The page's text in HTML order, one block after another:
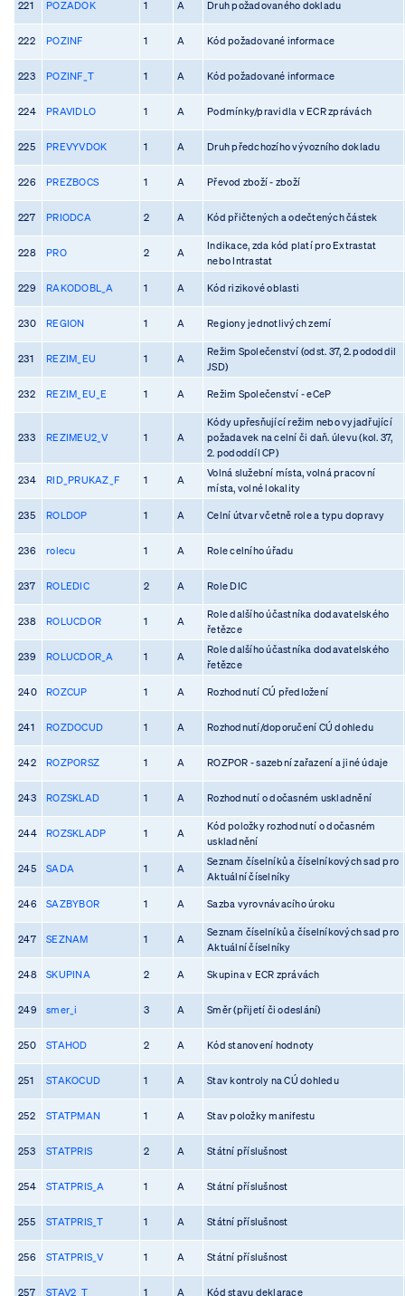
221 POZADOK 1 A Druh požadovaného dokladu
222 POZINF 1 A Kód požadované informace
223 POZINF_T 1 A Kód požadované informace
224 PRAVIDLO 1 A Podmínky/pravidla v ECR zprávách
225 PREVYVDOK 1 A Druh předchozího vývozního dokladu
226 PREZBOCS 1 A Převod zboží - zboží
227 PRIODCA 2 A Kód přičtených a odečtených částek
228 PRO 2 A
Indikace, zda kód platí pro Extrastat
nebo Intrastat
229 RAKODOBL_A 1 A Kód rizikové oblasti
230 REGION 1 A Regiony jednotlivých zemí
231 REZIM_EU 1 A
Režim Společenství (odst. 37, 2. pododdil
JSD)
232 REZIM_EU_E 1 A Režim Společenství - eCeP
233 REZIMEU2_V 1 A
Kódy upřesňující režim nebo vyjadřující
požadavek na celní či daň. úlevu (kol. 37,
2. pododdíl CP)
234 RID_PRUKAZ_F 1 A
Volná služební místa, volná pracovní
místa, volné lokality
235 ROLDOP 1 A Celní útvar včetně role a typu dopravy
236 rolecu 1 A Role celního úřadu
237 ROLEDIC 2 A Role DIC
238 ROLUCDOR 1 A
Role dalšího účastníka dodavatelského
řetězce
239 ROLUCDOR_A 1 A
Role dalšího účastníka dodavatelského
řetězce
240 ROZCUP 1 A Rozhodnutí CÚ předložení
241 ROZDOCUD 1 A Rozhodnutí/doporučení CÚ dohledu
242 ROZPORSZ 1 A ROZPOR - sazební zařazení a jiné údaje
243 ROZSKLAD 1 A Rozhodnutí o dočasném uskladnění
244 ROZSKLADP 1 A
Kód položky rozhodnutí o dočasném
uskladnění
245 SADA 1 A
Seznam číselníků a číselníkových sad pro
Aktuální číselníky
246 SAZBYBOR 1 A Sazba vyrovnávacího úroku
247 SEZNAM 1 A
Seznam číselníků a číselníkových sad pro
Aktuální číselníky
248 SKUPINA 2 A Skupina v ECR zprávách
249 smer_i 3 A Směr (přijetí či odeslání)
250 STAHOD 2 A Kód stanovení hodnoty
251 STAKOCUD 1 A Stav kontroly na CÚ dohledu
252 STATPMAN 1 A Stav položky manifestu
253 STATPRIS 2 A Státní příslušnost
254 STATPRIS_A 1 A Státní příslušnost
255 STATPRIS_T 1 A Státní příslušnost
256 STATPRIS_V 1 A Státní příslušnost
257 STAV2_T 1 A Kód stavu deklarace